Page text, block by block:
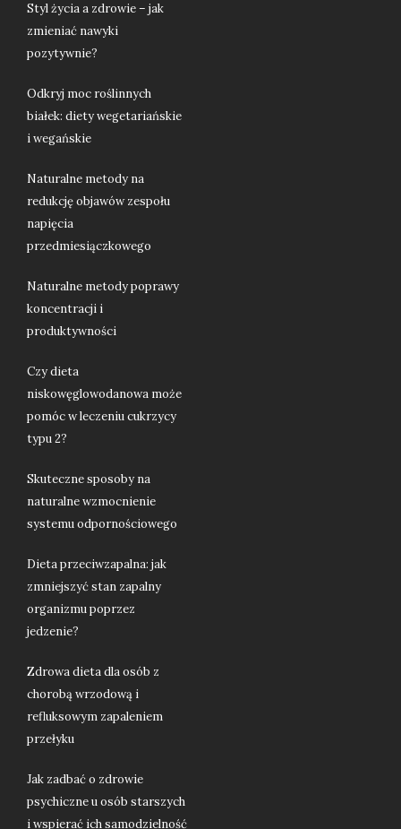
Styl życia a zdrowie – jak
zmieniać nawyki
pozytywnie?
Odkryj moc roślinnych
białek: diety wegetariańskie
i wegańskie
Naturalne metody na
redukcję objawów zespołu
napięcia
przedmiesiączkowego
Naturalne metody poprawy
koncentracji i
produktywności
Czy dieta
niskowęglowodanowa może
pomóc w leczeniu cukrzycy
typu 2?
Skuteczne sposoby na
naturalne wzmocnienie
systemu odpornościowego
Dieta przeciwzapalna: jak
zmniejszyć stan zapalny
organizmu poprzez
jedzenie?
Zdrowa dieta dla osób z
chorobą wrzodową i
refluksowym zapaleniem
przełyku
Jak zadbać o zdrowie
psychiczne u osób starszych
i wspierać ich samodzielność